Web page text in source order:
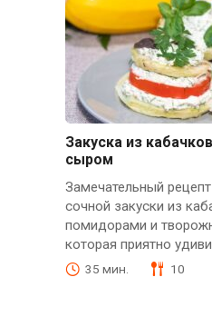
Закуска из
сыром
Замечательный
сочной закуски из
помидорами и
которая приятно
35 мин. 10